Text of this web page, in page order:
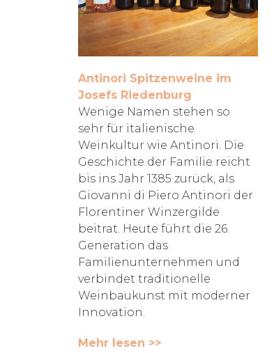
Antinori Spitzenweine im
Josefs Riedenburg
Wenige Namen stehen so
sehr für italienische
Weinkultur wie Antinori. Die
Geschichte der Familie reicht
bis ins Jahr 1385 zurück, als
Giovanni di Piero Antinori der
Florentiner Winzergilde
beitrat. Heute führt die 26.
Generation das
Familienunternehmen und
verbindet traditionelle
Weinbaukunst mit moderner
Innovation.
Mehr lesen >>